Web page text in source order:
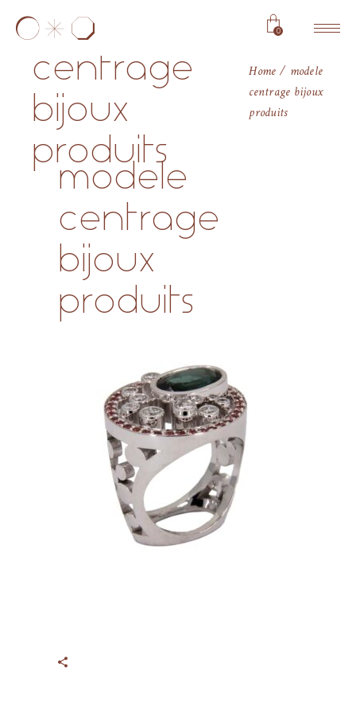
0
modele
centrage
bijoux
produits
Home
modele
centrage bijoux
produits
modele
centrage
bijoux
produits